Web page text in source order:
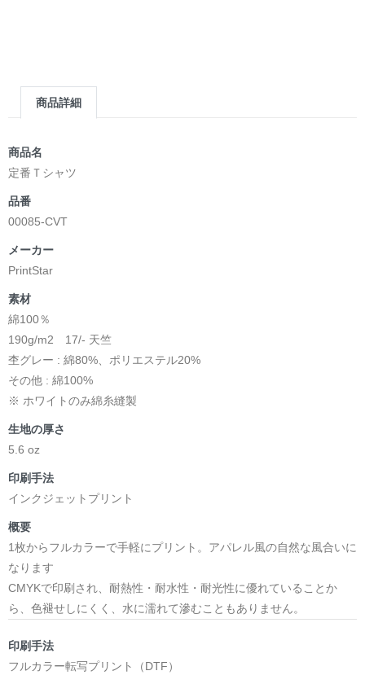
商品詳細
商品名
定番Ｔシャツ
品番
00085-CVT
メーカー
PrintStar
素材
綿100％
190g/m2 17/- 天竺
杢グレー : 綿80%、ポリエステル20%
その他 : 綿100%
※ ホワイトのみ綿糸縫製
生地の厚さ
5.6 oz
印刷手法
インクジェットプリント
概要
1枚からフルカラーで手軽にプリント。アパレル風の自然な風合いに
なります
CMYKで印刷され、耐熱性・耐水性・耐光性に優れていることか
ら、色褪せしにくく、水に濡れて滲むこともありません。
印刷手法
フルカラー転写プリント（DTF）